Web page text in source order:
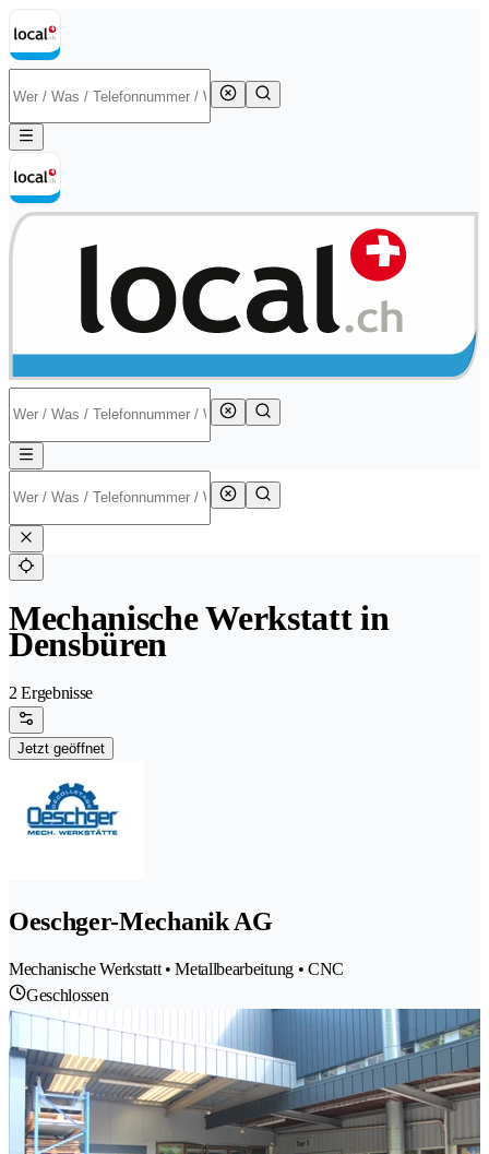
Mechanische Werkstatt in
Densbüren
2 Ergebnisse
Jetzt geöffnet
Oeschger-Mechanik AG
Mechanische Werkstatt • Metallbearbeitung • CNC
Geschlossen